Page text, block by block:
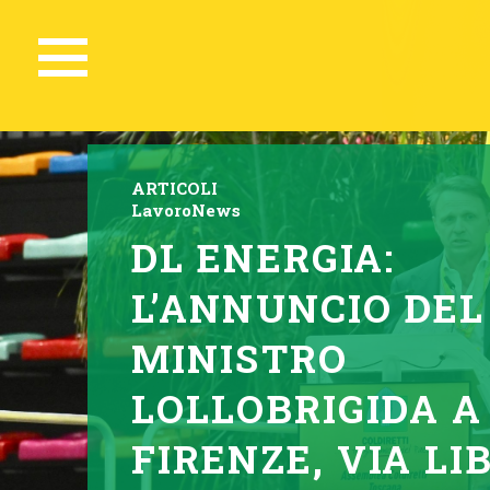
ARTICOLI
LavoroNews
DL ENERGIA:
L’ANNUNCIO DEL
MINISTRO
LOLLOBRIGIDA A
FIRENZE, VIA